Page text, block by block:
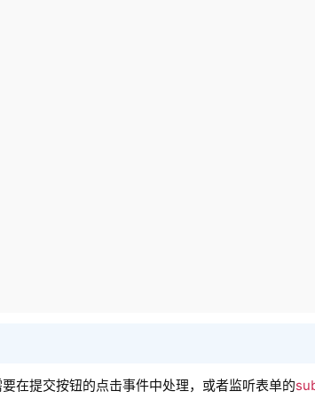
在提交按钮的点击事件中处理，或者监听表单的